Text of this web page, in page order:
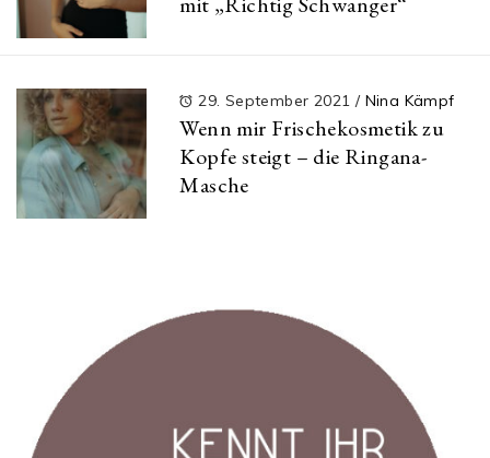
29. September 2021 / Nina Kämpf
Wenn mir Frischekosmetik zu
Kopfe steigt – die Ringana-
Masche